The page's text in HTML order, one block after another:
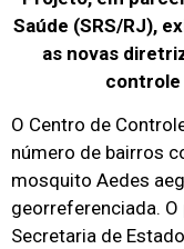
Saúde (SRS/RJ),
as novas
controle
O Centro de
número de bairros
mosquito Aedes
georreferenciada.
Secretaria de